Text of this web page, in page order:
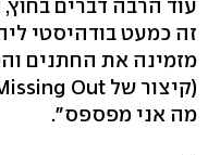
עוד הרבה דברים
זה כמעט בודהיסטי
מה אני מפספס".